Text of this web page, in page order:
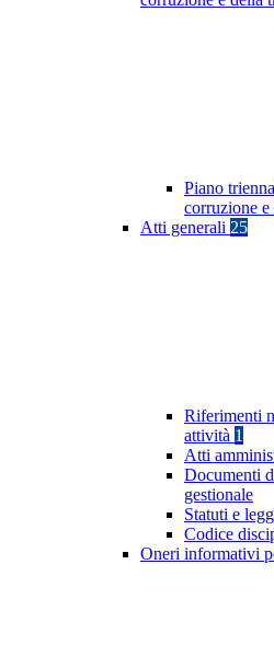
Piano
corruzione
Atti generali 25
Riferimenti
attività 1
Atti
Documenti
gestionale
Statuti e
Codice
Oneri informativi